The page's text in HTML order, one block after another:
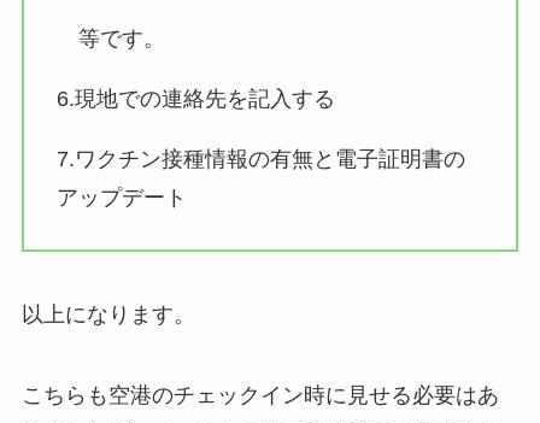
等です。
6.現地での連絡先を記入する
7.ワクチン接種情報の有無と電子証明書の
アップデート
以上になります。
こちらも空港のチェックイン時に見せる必要はあ